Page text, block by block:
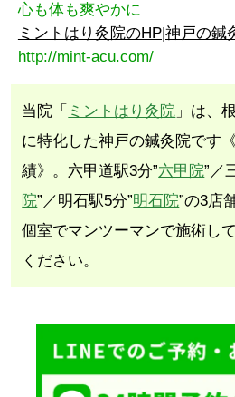
心も体も爽やかに
ミントはり灸院のHP|神戸の鍼
http://mint-acu.com/
当院「 ミントはり灸院 」は、
に特化した神戸の鍼灸院です
績》。六甲道駅3分”六甲院”／
院”／明石駅5分”明石院”の3店
個室でマンツーマンで施術し
ください。